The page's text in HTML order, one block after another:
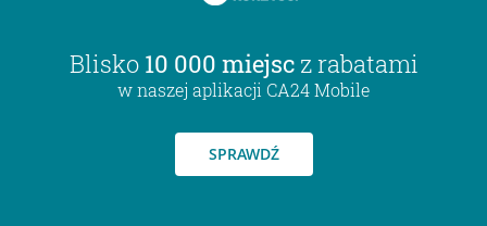
Blisko 10 000 miejsc z rabatami
w naszej aplikacji CA24 Mobile
SPRAWDŹ